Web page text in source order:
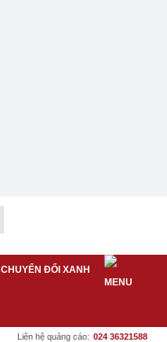
CHUYỂN ĐỔI XANH
Liên hệ quảng cáo: 024 36321588